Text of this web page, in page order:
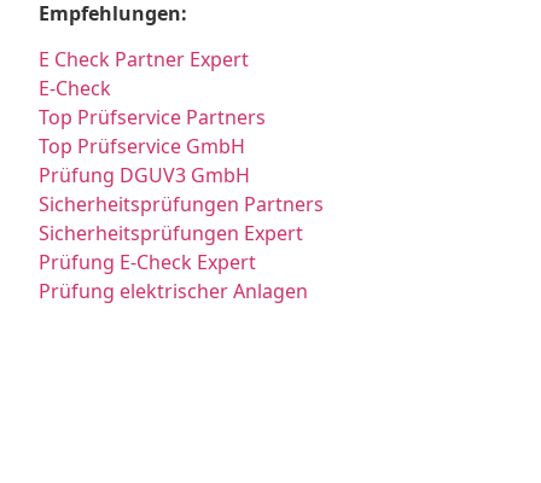
Empfehlungen:
E Check Partner Expert
E-Check
Top Prüfservice Partners
Top Prüfservice GmbH
Prüfung DGUV3 GmbH
Sicherheitsprüfungen Partners
Sicherheitsprüfungen Expert
Prüfung E-Check Expert
Prüfung elektrischer Anlagen